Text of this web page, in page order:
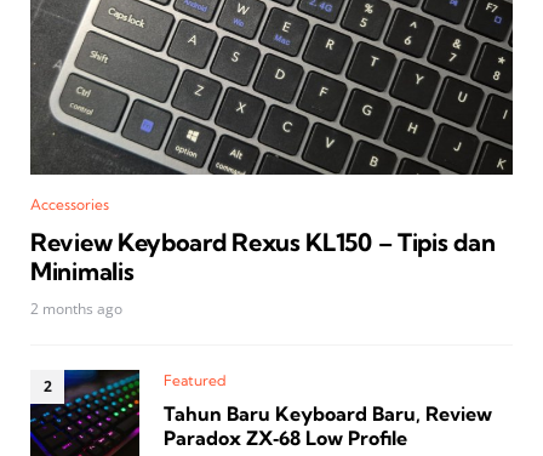
Accessories
Review Keyboard Rexus KL150 – Tipis dan
Minimalis
2 months ago
Featured
Tahun Baru Keyboard Baru, Review
Paradox ZX‑68 Low Profile